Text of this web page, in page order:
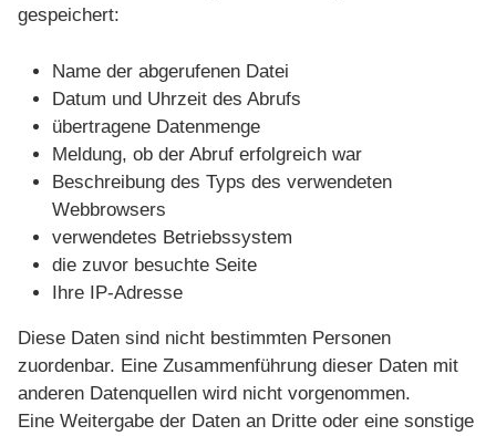
gespeichert:
Name der abgerufenen Datei
Datum und Uhrzeit des Abrufs
übertragene Datenmenge
Meldung, ob der Abruf erfolgreich war
Beschreibung des Typs des verwendeten
Webbrowsers
verwendetes Betriebssystem
die zuvor besuchte Seite
Ihre IP-Adresse
Diese Daten sind nicht bestimmten Personen
zuordenbar. Eine Zusammenführung dieser Daten mit
anderen Datenquellen wird nicht vorgenommen.
Eine Weitergabe der Daten an Dritte oder eine sonstige